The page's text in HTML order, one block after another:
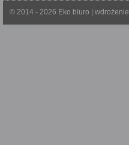
© 2014 - 2026 Eko biuro | wdrożenie